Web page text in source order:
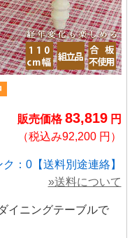
販売価格83,819円
（税込み92,200 円）
：0【送料別途連絡】
»送料について
イニングテーブルで